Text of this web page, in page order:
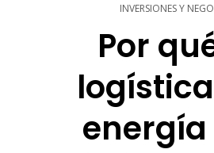
INVERSIONES Y
Por
energía